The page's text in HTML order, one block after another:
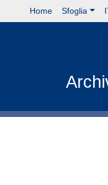
Home Sfoglia